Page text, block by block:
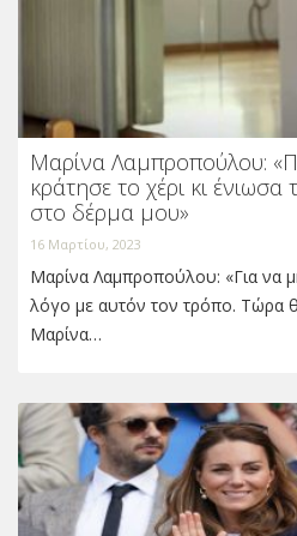
Μαρίνα Λαμπροπούλου:
κράτησε το χέρι κι
στο δέρμα μου»
16 Μαρτίου, 2023
Μαρίνα Λαμπροπούλου: «Για να
λόγο με αυτόν τον τρόπο. Τώρα
Μαρίνα…